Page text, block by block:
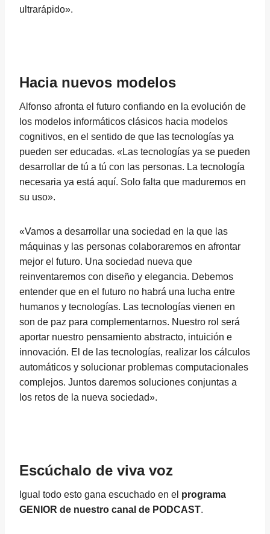
ultrarápido».
Hacia nuevos modelos
Alfonso afronta el futuro confiando en la evolución de
los modelos informáticos clásicos hacia modelos
cognitivos, en el sentido de que las tecnologías ya
pueden ser educadas. «Las tecnologías ya se pueden
desarrollar de tú a tú con las personas. La tecnología
necesaria ya está aquí. Solo falta que maduremos en
su uso».
«Vamos a desarrollar una sociedad en la que las
máquinas y las personas colaboraremos en afrontar
mejor el futuro. Una sociedad nueva que
reinventaremos con diseño y elegancia. Debemos
entender que en el futuro no habrá una lucha entre
humanos y tecnologías. Las tecnologías vienen en
son de paz para complementarnos. Nuestro rol será
aportar nuestro pensamiento abstracto, intuición e
innovación. El de las tecnologías, realizar los cálculos
automáticos y solucionar problemas computacionales
complejos. Juntos daremos soluciones conjuntas a
los retos de la nueva sociedad».
Escúchalo de viva voz
Igual todo esto gana escuchado en el programa
GENIOR de nuestro canal de PODCAST.